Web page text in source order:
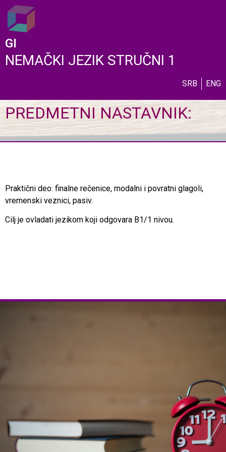
GI
NEMAČKI JEZIK STRUČNI 1
SRB ENG
PREDMETNI NASTAVNIK:
Praktični deo: finalne rečenice, modalni i povratni glagoli,
vremenski veznici, pasiv.
Cilj je ovladati jezikom koji odgovara B1/1 nivou.